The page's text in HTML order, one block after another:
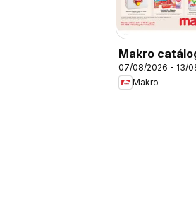
Makro
07/08/2026 - 13/
Makro